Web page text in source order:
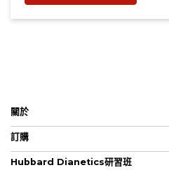
關於
訂購
Hubbard Dianetics研習班